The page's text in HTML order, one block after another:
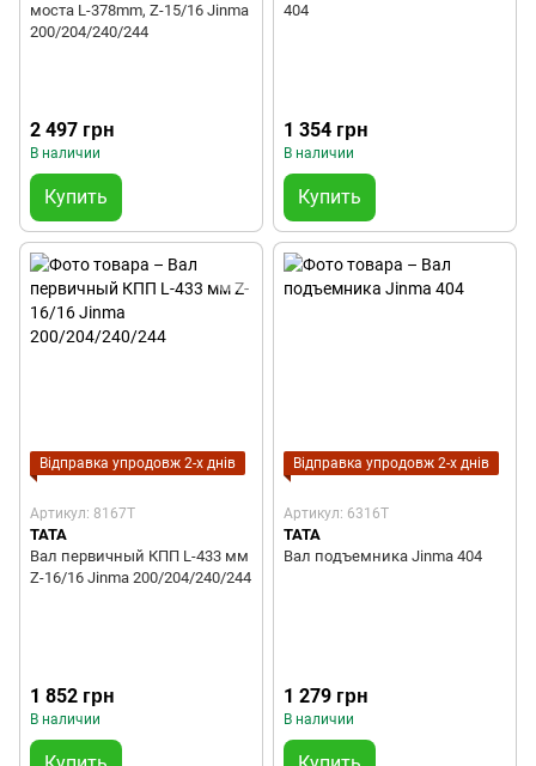
моста L-378mm, Z-15/16 Jinma
200/204/240/244
2 497 грн
В наличии
Купить
404
1 354 грн
В наличии
Купить
Відправка упродовж 2-х днів
Артикул: 8167T
TATA
Вал первичный КПП L-433 мм
Z-16/16 Jinma 200/204/240/244
1 852 грн
В наличии
Відправка упродовж 2-х днів
Артикул: 6316T
TATA
Вал подъемника Jinma 404
1 279 грн
В наличии